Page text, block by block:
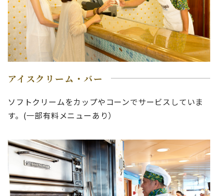
アイスクリーム・バー
ソフトクリームをカップやコーンでサービスしていま
す。(一部有料メニューあり）